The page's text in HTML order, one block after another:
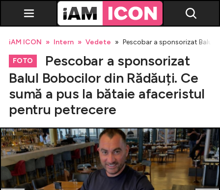
Vedete
Evenimente
Emisiuni TV
Horoscop
iAM ICON Intern Vedete Pescobar a sponsorizat Balul
FOTO
Pescobar a sponsorizat
Balul Bobocilor din Rădăuți. Ce
sumă a pus la bătaie afaceristul
pentru petrecere